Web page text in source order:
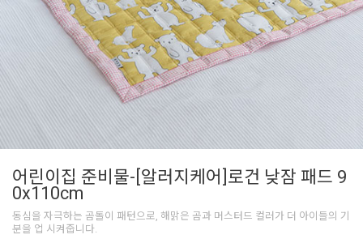
어린이집 준비물-[알러지케어]로건 낮잠 패드 9
0x110cm
동심을 자극하는 곰돌이 패턴으로, 해맑은 곰과 머스터드 컬러가 더 아이들의 기
분을 업 시켜줍니다.